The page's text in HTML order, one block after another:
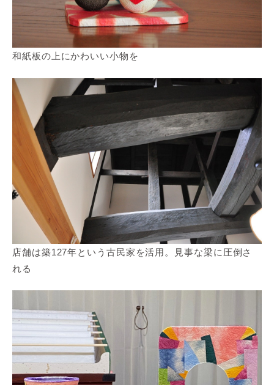
和紙板の上にかわいい小物を
店舗は築127年という古民家を活用。見事な梁に圧倒さ
れる